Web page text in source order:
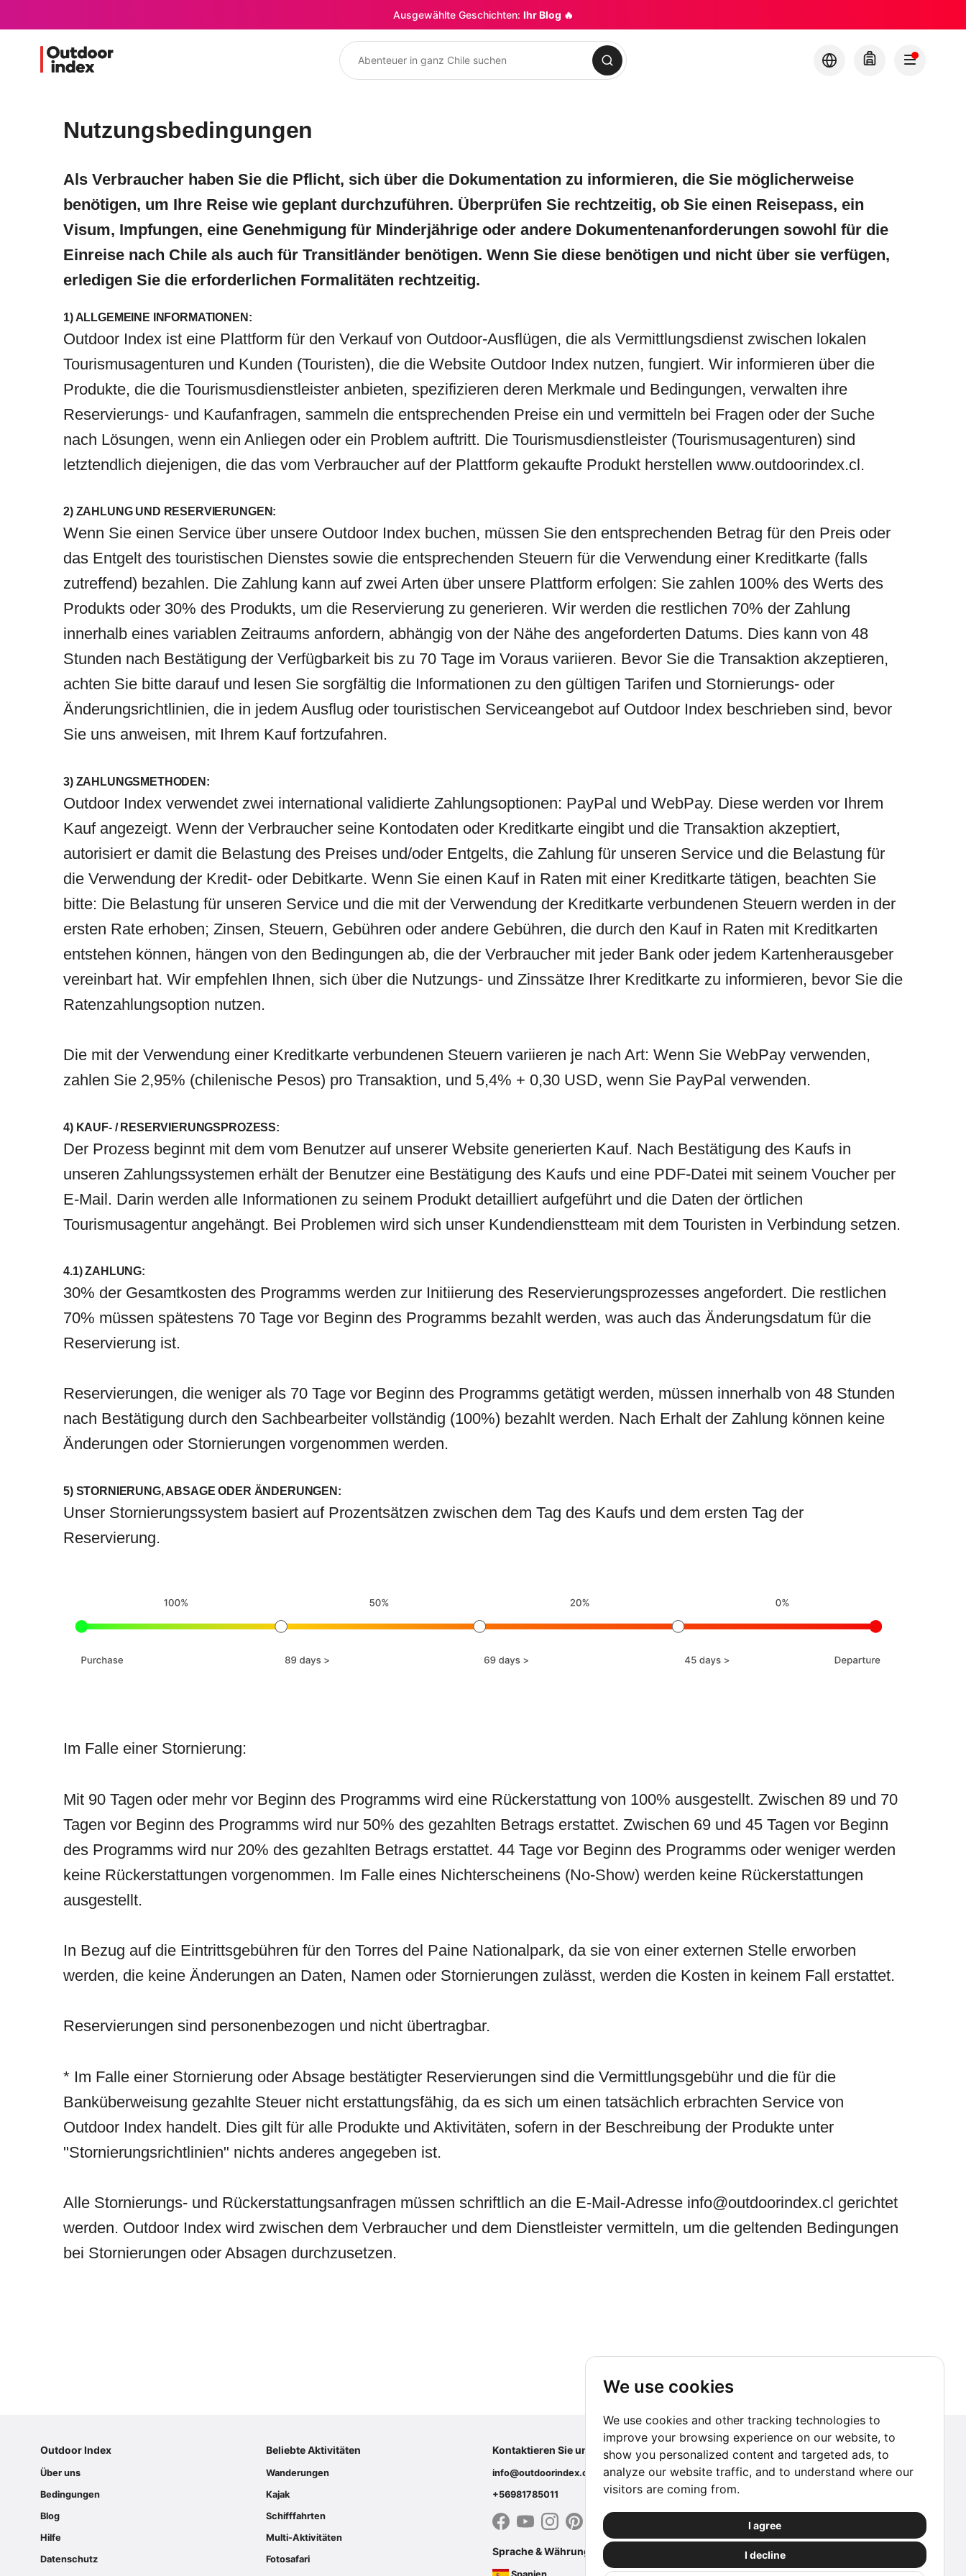
We use cookies
We use cookies and other tracking technologies to
improve your browsing experience on our website, to
show you personalized content and targeted ads, to
analyze our website traffic, and to understand where our
visitors are coming from.
I agree
I decline
Ausgewählte Geschichten: Ihr Blog 🔥
Suchen
Nutzungsbedingungen
Als Verbraucher haben Sie die Pflicht, sich über die Dokumentation zu informieren, die Sie möglicherweise
benötigen, um Ihre Reise wie geplant durchzuführen. Überprüfen Sie rechtzeitig, ob Sie einen Reisepass, ein
Visum, Impfungen, eine Genehmigung für Minderjährige oder andere Dokumentenanforderungen sowohl für die
Einreise nach Chile als auch für Transitländer benötigen. Wenn Sie diese benötigen und nicht über sie verfügen,
erledigen Sie die erforderlichen Formalitäten rechtzeitig.
1) ALLGEMEINE INFORMATIONEN:
Outdoor Index ist eine Plattform für den Verkauf von Outdoor-Ausflügen, die als Vermittlungsdienst zwischen lokalen
Tourismusagenturen und Kunden (Touristen), die die Website Outdoor Index nutzen, fungiert. Wir informieren über die
Produkte, die die Tourismusdienstleister anbieten, spezifizieren deren Merkmale und Bedingungen, verwalten ihre
Reservierungs- und Kaufanfragen, sammeln die entsprechenden Preise ein und vermitteln bei Fragen oder der Suche
nach Lösungen, wenn ein Anliegen oder ein Problem auftritt. Die Tourismusdienstleister (Tourismusagenturen) sind
letztendlich diejenigen, die das vom Verbraucher auf der Plattform gekaufte Produkt herstellen www.outdoorindex.cl.
2) ZAHLUNG UND RESERVIERUNGEN:
Wenn Sie einen Service über unsere Outdoor Index buchen, müssen Sie den entsprechenden Betrag für den Preis oder
das Entgelt des touristischen Dienstes sowie die entsprechenden Steuern für die Verwendung einer Kreditkarte (falls
zutreffend) bezahlen. Die Zahlung kann auf zwei Arten über unsere Plattform erfolgen: Sie zahlen 100% des Werts des
Produkts oder 30% des Produkts, um die Reservierung zu generieren. Wir werden die restlichen 70% der Zahlung
innerhalb eines variablen Zeitraums anfordern, abhängig von der Nähe des angeforderten Datums. Dies kann von 48
Stunden nach Bestätigung der Verfügbarkeit bis zu 70 Tage im Voraus variieren. Bevor Sie die Transaktion akzeptieren,
achten Sie bitte darauf und lesen Sie sorgfältig die Informationen zu den gültigen Tarifen und Stornierungs- oder
Änderungsrichtlinien, die in jedem Ausflug oder touristischen Serviceangebot auf Outdoor Index beschrieben sind, bevor
Sie uns anweisen, mit Ihrem Kauf fortzufahren.
3) ZAHLUNGSMETHODEN:
Outdoor Index verwendet zwei international validierte Zahlungsoptionen: PayPal und WebPay. Diese werden vor Ihrem
Kauf angezeigt. Wenn der Verbraucher seine Kontodaten oder Kreditkarte eingibt und die Transaktion akzeptiert,
autorisiert er damit die Belastung des Preises und/oder Entgelts, die Zahlung für unseren Service und die Belastung für
die Verwendung der Kredit- oder Debitkarte. Wenn Sie einen Kauf in Raten mit einer Kreditkarte tätigen, beachten Sie
bitte: Die Belastung für unseren Service und die mit der Verwendung der Kreditkarte verbundenen Steuern werden in der
ersten Rate erhoben; Zinsen, Steuern, Gebühren oder andere Gebühren, die durch den Kauf in Raten mit Kreditkarten
entstehen können, hängen von den Bedingungen ab, die der Verbraucher mit jeder Bank oder jedem Kartenherausgeber
vereinbart hat. Wir empfehlen Ihnen, sich über die Nutzungs- und Zinssätze Ihrer Kreditkarte zu informieren, bevor Sie die
Ratenzahlungsoption nutzen.
Die mit der Verwendung einer Kreditkarte verbundenen Steuern variieren je nach Art: Wenn Sie WebPay verwenden,
zahlen Sie 2,95% (chilenische Pesos) pro Transaktion, und 5,4% + 0,30 USD, wenn Sie PayPal verwenden.
4) KAUF- / RESERVIERUNGSPROZESS:
Der Prozess beginnt mit dem vom Benutzer auf unserer Website generierten Kauf. Nach Bestätigung des Kaufs in
unseren Zahlungssystemen erhält der Benutzer eine Bestätigung des Kaufs und eine PDF-Datei mit seinem Voucher per
E-Mail. Darin werden alle Informationen zu seinem Produkt detailliert aufgeführt und die Daten der örtlichen
Tourismusagentur angehängt. Bei Problemen wird sich unser Kundendienstteam mit dem Touristen in Verbindung setzen.
4.1) ZAHLUNG:
30% der Gesamtkosten des Programms werden zur Initiierung des Reservierungsprozesses angefordert. Die restlichen
70% müssen spätestens 70 Tage vor Beginn des Programms bezahlt werden, was auch das Änderungsdatum für die
Reservierung ist.
Reservierungen, die weniger als 70 Tage vor Beginn des Programms getätigt werden, müssen innerhalb von 48 Stunden
nach Bestätigung durch den Sachbearbeiter vollständig (100%) bezahlt werden. Nach Erhalt der Zahlung können keine
Änderungen oder Stornierungen vorgenommen werden.
5) STORNIERUNG, ABSAGE ODER ÄNDERUNGEN:
Unser Stornierungssystem basiert auf Prozentsätzen zwischen dem Tag des Kaufs und dem ersten Tag der
Reservierung.
Im Falle einer Stornierung:
Mit 90 Tagen oder mehr vor Beginn des Programms wird eine Rückerstattung von 100% ausgestellt. Zwischen 89 und 70
Tagen vor Beginn des Programms wird nur 50% des gezahlten Betrags erstattet. Zwischen 69 und 45 Tagen vor Beginn
des Programms wird nur 20% des gezahlten Betrags erstattet. 44 Tage vor Beginn des Programms oder weniger werden
keine Rückerstattungen vorgenommen. Im Falle eines Nichterscheinens (No-Show) werden keine Rückerstattungen
ausgestellt.
In Bezug auf die Eintrittsgebühren für den Torres del Paine Nationalpark, da sie von einer externen Stelle erworben
werden, die keine Änderungen an Daten, Namen oder Stornierungen zulässt, werden die Kosten in keinem Fall erstattet.
Reservierungen sind personenbezogen und nicht übertragbar.
* Im Falle einer Stornierung oder Absage bestätigter Reservierungen sind die Vermittlungsgebühr und die für die
Banküberweisung gezahlte Steuer nicht erstattungsfähig, da es sich um einen tatsächlich erbrachten Service von
Outdoor Index handelt. Dies gilt für alle Produkte und Aktivitäten, sofern in der Beschreibung der Produkte unter
"Stornierungsrichtlinien" nichts anderes angegeben ist.
Alle Stornierungs- und Rückerstattungsanfragen müssen schriftlich an die E-Mail-Adresse info@outdoorindex.cl gerichtet
werden. Outdoor Index wird zwischen dem Verbraucher und dem Dienstleister vermitteln, um die geltenden Bedingungen
bei Stornierungen oder Absagen durchzusetzen.
Outdoor Index
Über uns
Bedingungen
Blog
Hilfe
Datenschutz
Beliebte Aktivitäten
Wanderungen
Kajak
Schifffahrten
Multi-Aktivitäten
Fotosafari
Kontaktieren Sie uns
info@outdoorindex.cl
+56981785011
Sprache & Währung
Abonnieren Sie unseren Newsletter
Abonnieren
Buchen Sie mit Vertrauen
Über diese Website abgewickelte
Reservierungen sind durch unsere Partner
geschützt.